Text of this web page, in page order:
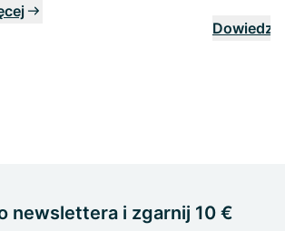
Dowiedz
newslettera i zgarnij 10 €